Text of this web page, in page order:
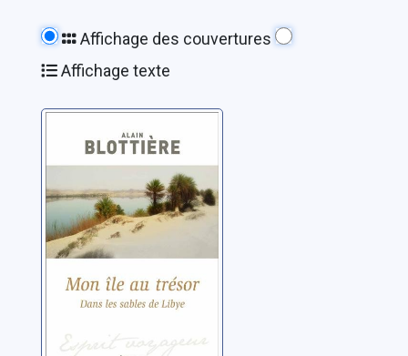
Affichage des couvertures
Affichage texte
Mon île au
trésor: dans les
sables de Libye
Blottière, Alain